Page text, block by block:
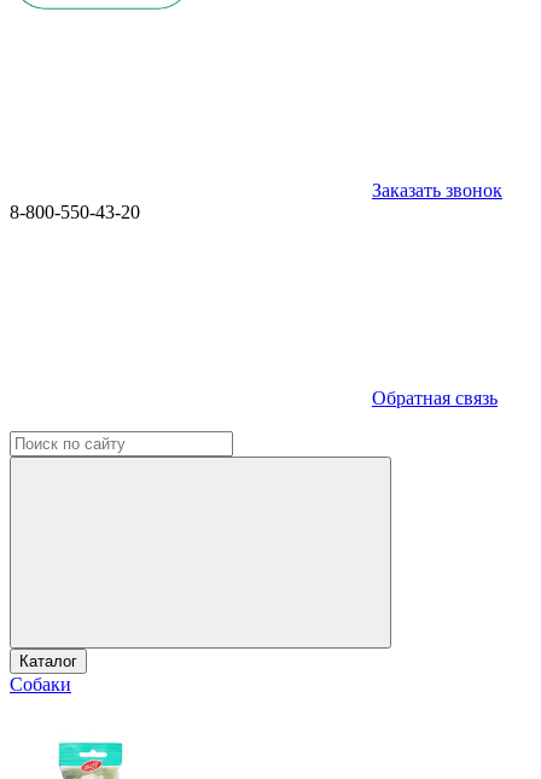
Заказать звонок
8-800-550-43-20
Обратная связь
Каталог
Собаки